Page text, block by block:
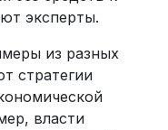
эксперты.
из разных
стратегии
власти